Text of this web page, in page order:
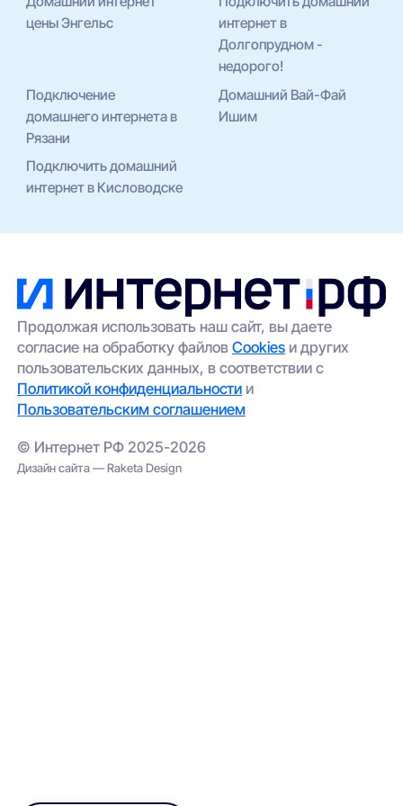
цены Энгельс
интернет в
Долгопрудном -
недорого!
Подключение
домашнего интернета в
Рязани
Домашний Вай-Фай
Ишим
Подключить домашний
интернет в Кисловодске
Продолжая использовать наш сайт, вы даете
согласие на обработку файловCookies и других
пользовательских данных, в соответствии с
Политикой конфиденциальности и
Пользовательским соглашением
© Интернет РФ 2025-2026
Дизайн сайта — Raketa Design